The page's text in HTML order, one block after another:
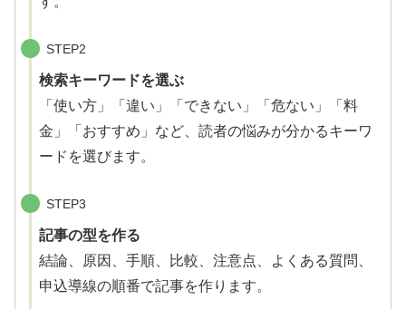
STEP2
検索キーワードを選ぶ
「使い方」「違い」「できない」「危ない」「料
金」「おすすめ」など、読者の悩みが分かるキーワ
ードを選びます。
STEP3
記事の型を作る
結論、原因、手順、比較、注意点、よくある質問、
申込導線の順番で記事を作ります。